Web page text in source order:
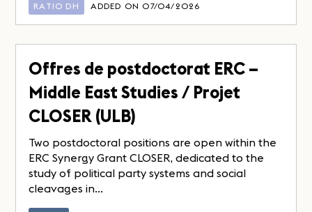
RATIO DH ADDED ON 07/04/2026
Offres de postdoctorat ERC –
Middle East Studies / Projet
CLOSER (ULB)
Two postdoctoral positions are open within the
ERC Synergy Grant CLOSER, dedicated to the
study of political party systems and social
cleavages in...